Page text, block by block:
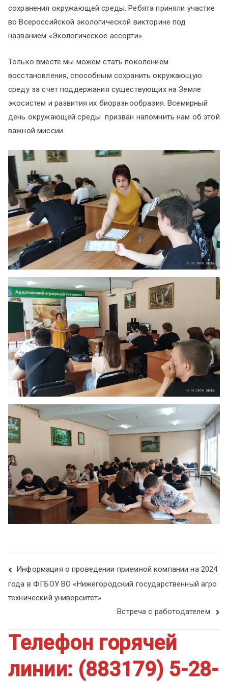
сохранения окружающей среды. Ребята приняли участие
во Всероссийской экологической викторине под
названием «Экологическое ассорти».
Только вместе мы можем стать поколением
восстановления, способным сохранить окружающую
среду за счет поддержания существующих на Земле
экосистем и развития их биоразнообразия. Всемирный
день окружающей среды призван напомнить нам об этой
важной миссии.
Информация о проведении приемной компании на 2024
года в ФГБОУ ВО «Нижегородский государственный агро
технический университет»
Встреча с работодателем.
Телефон горячей
линии: (883179) 5-28-